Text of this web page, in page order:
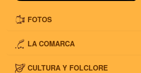
FOTOS
LA COMARCA
CULTURA Y FOLCLORE